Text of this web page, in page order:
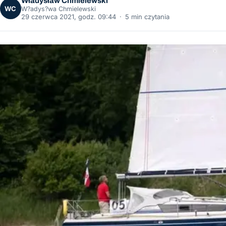
WC W?adys?wa Chmielewski
29 czerwca 2021, godz. 09:44 · 5 min czytania